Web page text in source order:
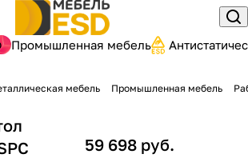
Промышленная мебель
мебель Промышленная мебель
59 698 руб.